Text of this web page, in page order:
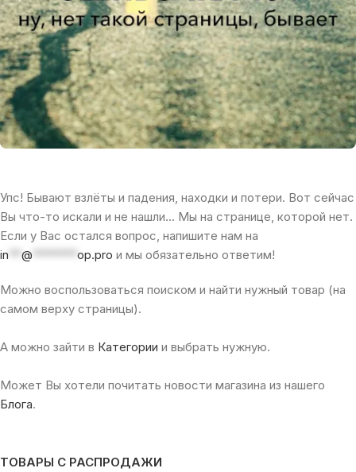
Упс! Бывают взлёты и падения, находки и потери. Вот сейчас
Вы что-то искали и не нашли... Мы на странице, которой нет.
Если у Вас остался вопрос, напишите нам на
in ** @ ******* op.pro и мы обязательно ответим!
Можно воспользоваться поиском и найти нужный товар (на
самом верху страницы).
А можно зайти в Категории и выбрать нужную.
Может Вы хотели почитать новости магазина из нашего
Блога.
ТОВАРЫ С РАСПРОДАЖИ